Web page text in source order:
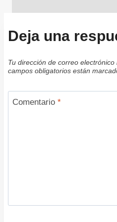
Deja una
Tu dirección de correo electrónico
campos obligatorios están
Comentario *